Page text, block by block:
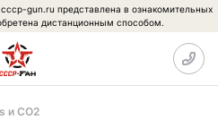
gun.ru представлена в ознакомительных
дистанционным способом.
и CO2